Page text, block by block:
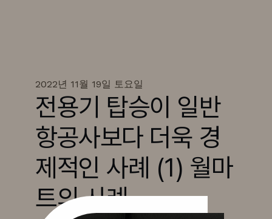
2022년 11월 19일 토요일
전용기 탑승이 일반
항공사보다 더욱 경
제적인 사례 (1) 월마
트의 사례